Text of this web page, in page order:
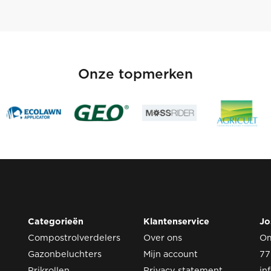
Onze topmerken
Categorieën
Compostrolverdelers
Gazonbeluchters
Klantenservice
Over ons
Mijn account